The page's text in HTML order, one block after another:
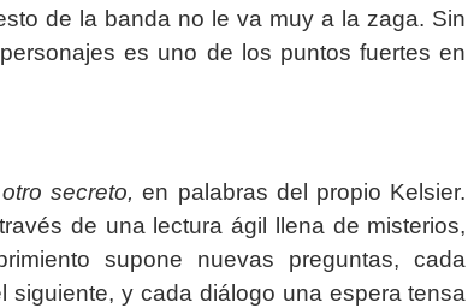
de la banda no le va muy a la zaga. Sin
es uno de los puntos fuertes en
secreto,en palabras del propio Kelsier.
de una lectura ágil llena de misterios,
supone nuevas preguntas, cada
siguiente, y cada diálogo una espera tensa